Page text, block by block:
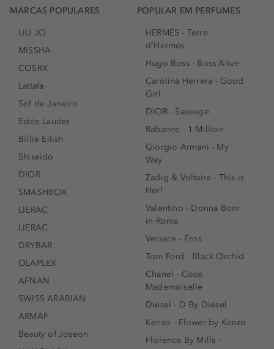
MARCAS POPULARES
LIU JO
MISSHA
COSRX
Lattafa
Sol de Janeiro
Estée Lauder
Billie Eilish
Shiseido
DIOR
SMASHBOX
LIERAC
LIERAC
DRYBAR
OLAPLEX
AFNAN
SWISS ARABIAN
ARMAF
Beauty of Joseon
POPULAR EM PERFUMES
HERMÈS - Terre
d'Hermés
Hugo Boss - Boss Alive
Carolina Herrera - Good
Girl
DIOR - Sauvage
Rabanne - 1 Million
Giorgio Armani - My
Way
Zadig & Voltaire - This is
Her!
Valentino - Donna Born
in Roma
Versace - Eros
Tom Ford - Black Orchid
Chanel - Coco
Mademoiselle
Diesel - D By Diesel
Kenzo - Flower by Kenzo
Florence By Mills -